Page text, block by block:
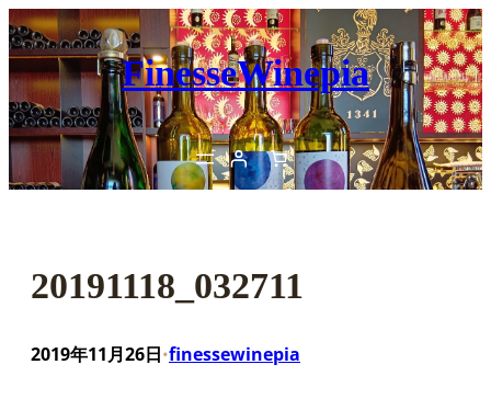
内
容
を
ス
キ
ッ
プ
FinesseWinepia
20191118_032711
2019年11月26日•finessewinepia